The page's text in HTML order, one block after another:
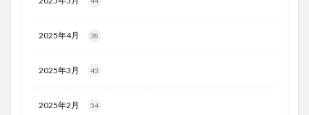
2025年4月 38
2025年3月 43
2025年2月 34